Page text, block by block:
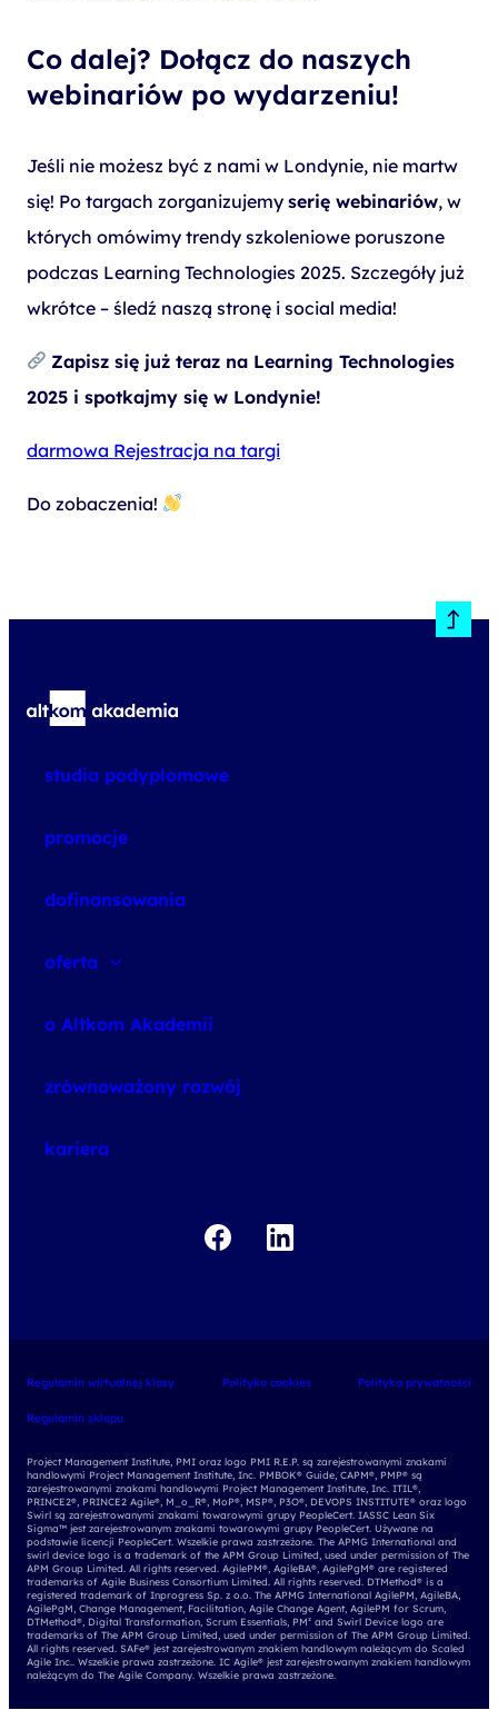
Co dalej? Dołącz do naszych
webinariów po wydarzeniu!
Jeśli nie możesz być z nami w Londynie, nie martw
się! Po targach zorganizujemy serię webinariów, w
których omówimy trendy szkoleniowe poruszone
podczas Learning Technologies 2025. Szczegóły już
wkrótce – śledź naszą stronę i social media!
Zapisz się już teraz na Learning Technologies
2025 i spotkajmy się w Londynie!
darmowa Rejestracja na targi
Do zobaczenia!
studia podyplomowe
promocje
dofinansowania
oferta
o Altkom Akademii
zrównoważony rozwój
kariera
Regulamin wirtualnej klasy Polityka cookies Polityka prywatności
Regulamin sklepu
Project Management Institute, PMI oraz logo PMI R.E.P. są zarejestrowanymi znakami
handlowymi Project Management Institute, Inc. PMBOK® Guide, CAPM®, PMP® są
zarejestrowanymi znakami handlowymi Project Management Institute, Inc. ITIL®,
PRINCE2®, PRINCE2 Agile®, M_o_R®, MoP®, MSP®, P3O®, DEVOPS INSTITUTE® oraz logo
Swirl są zarejestrowanymi znakami towarowymi grupy PeopleCert. IASSC Lean Six
Sigma™ jest zarejestrowanym znakami towarowymi grupy PeopleCert. Używane na
podstawie licencji PeopleCert. Wszelkie prawa zastrzeżone. The APMG International and
swirl device logo is a trademark of the APM Group Limited, used under permission of The
APM Group Limited. All rights reserved. AgilePM®, AgileBA®, AgilePgM® are registered
trademarks of Agile Business Consortium Limited. All rights reserved. DTMethod® is a
registered trademark of Inprogress Sp. z o.o. The APMG International AgilePM, AgileBA,
AgilePgM, Change Management, Facilitation, Agile Change Agent, AgilePM for Scrum,
DTMethod®, Digital Transformation, Scrum Essentials, PM² and Swirl Device logo are
trademarks of The APM Group Limited, used under permission of The APM Group Limited.
All rights reserved. SAFe® jest zarejestrowanym znakiem handlowym należącym do Scaled
Agile Inc.. Wszelkie prawa zastrzeżone. IC Agile® jest zarejestrowanym znakiem handlowym
należącym do The Agile Company. Wszelkie prawa zastrzeżone.